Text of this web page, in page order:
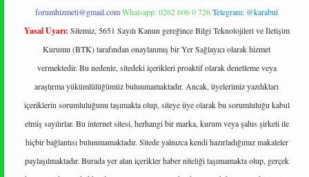
forumhizmeti@gmail.comWhatsapp: 0262 606 0 726Telegram: @karabul
Yasal Uyarı: Sitemiz, 5651 Sayılı Kanun gereğince Bilgi Teknolojileri ve İletişim
Kurumu (BTK) tarafından onaylanmış bir Yer Sağlayıcı olarak hizmet
vermektedir. Bu nedenle, sitedeki içerikleri proaktif olarak denetleme veya
araştırma yükümlülüğümüz bulunmamaktadır. Ancak, üyelerimiz yazdıkları
içeriklerin sorumluluğunu taşımakta olup, siteye üye olarak bu sorumluluğu kabul
etmiş sayılırlar. Bu internet sitesi, herhangi bir marka, kurum veya şahıs şirketi ile
hiçbir bağlantısı bulunmamaktadır. Sitede yalnızca kendi hazırladığımız makaleler
paylaşılmaktadır. Burada yer alan içerikler haber niteliği taşımamakta olup, gerçek